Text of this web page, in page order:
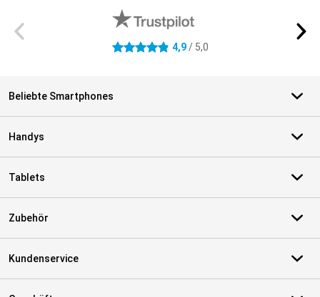
4.9 Sterne 4,9/ 5,0
Beliebte Smartphones
Handys
Tablets
Zubehör
Kundenservice